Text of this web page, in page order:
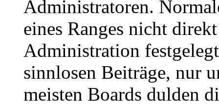
Administratoren.
eines Ranges nicht
Administration
sinnlosen Beiträge, nur
meisten Boards dulden